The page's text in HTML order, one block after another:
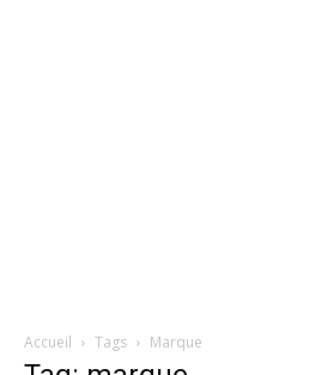
Accueil Tags Marque